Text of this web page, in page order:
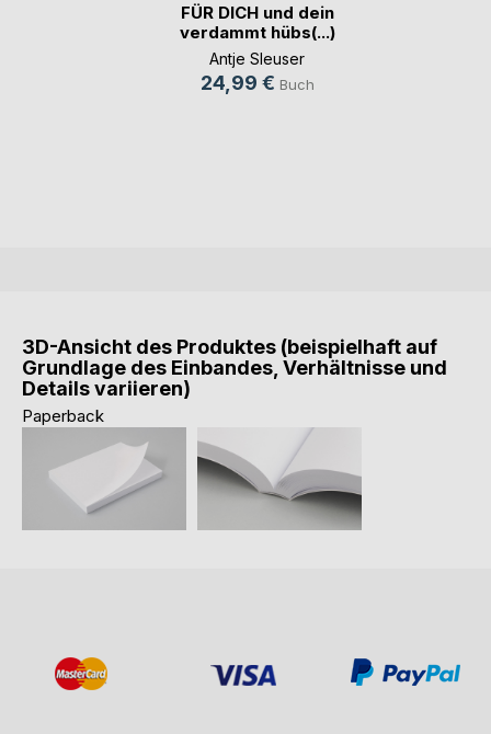
FÜR DICH und dein
verdammt hübs(...)
Antje Sleuser
24,99 € Buch
3D-Ansicht des Produktes (beispielhaft auf
Grundlage des Einbandes, Verhältnisse und
Details variieren)
Paperback